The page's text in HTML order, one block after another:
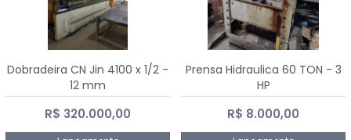
Dobradeira CN Jin 4100 x 1/2 -
12 mm
R$ 320.000,00
Prensa Hidraulica 60 TON - 3
HP
R$ 8.000,00